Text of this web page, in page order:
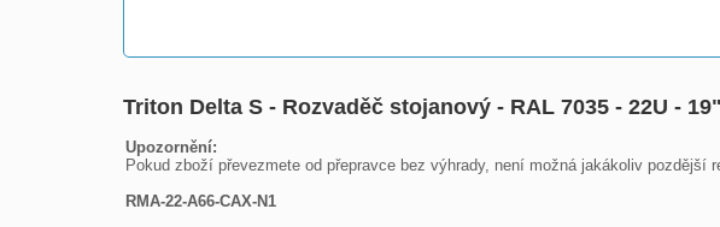
Triton Delta S - Rozvaděč stojanový - RAL 7035 - 22U -
Upozornění:
Pokud zboží převezmete od přepravce bez výhrady, není možná jakákoliv
RMA-22-A66-CAX-N1